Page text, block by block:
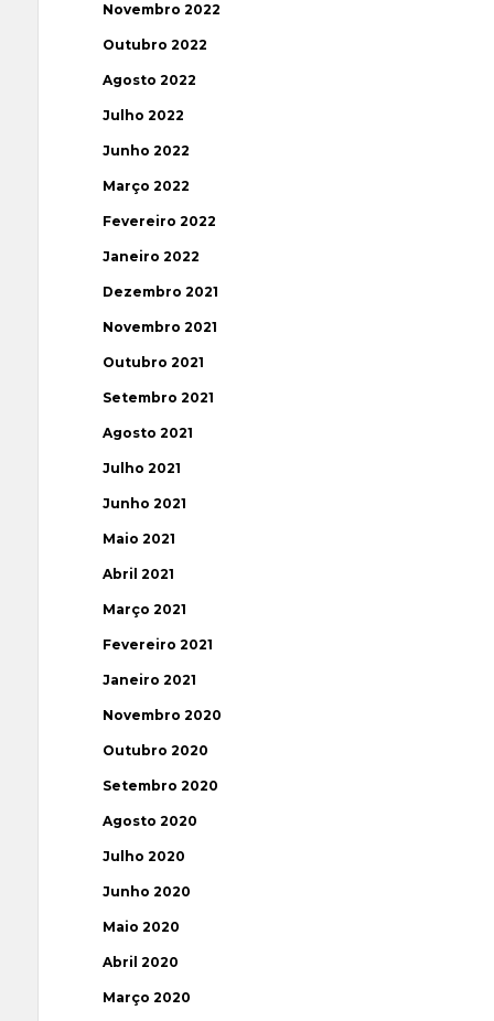
Novembro 2022
Outubro 2022
Agosto 2022
Julho 2022
Junho 2022
Março 2022
Fevereiro 2022
Janeiro 2022
Dezembro 2021
Novembro 2021
Outubro 2021
Setembro 2021
Agosto 2021
Julho 2021
Junho 2021
Maio 2021
Abril 2021
Março 2021
Fevereiro 2021
Janeiro 2021
Novembro 2020
Outubro 2020
Setembro 2020
Agosto 2020
Julho 2020
Junho 2020
Maio 2020
Abril 2020
Março 2020